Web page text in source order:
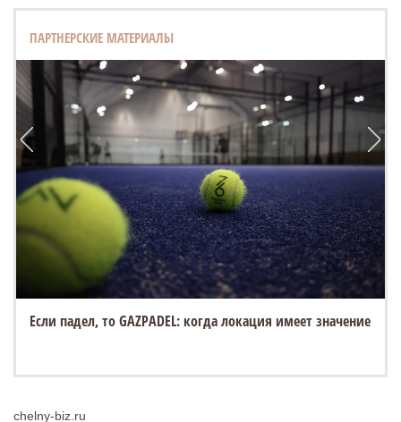
ПАРТНЕРСКИЕ МАТЕРИАЛЫ
Если падел, то GAZPADEL: когда локация имеет значение
chelny-biz.ru